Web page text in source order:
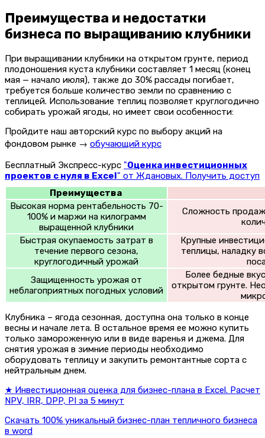
Преимущества и недостатки
бизнеса по выращиванию клубники
При выращивании клубники на открытом грунте, период
плодоношения куста клубники составляет 1 месяц (конец
мая — начало июля), также до 30% рассады погибает,
требуется больше количество земли по сравнению с
теплицей. Использование теплиц позволяет круглогодично
собирать урожай ягоды, но имеет свои особенности:
Пройдите наш авторский курс по выбору акций на
фондовом рынке → обучающий курс
Бесплатный Экспресс-курс "Оценка инвестиционных
проектов с нуля в Excel" от Ждановых. Получить доступ
Преимущества
Высокая норма рентабельность 70-
100% и маржи на килограмм
выращенной клубники
Сложность
Быстрая окупаемость затрат в
течение первого сезона,
круглогодичный урожай
Крупные
теплицы, наладку
Защищенность урожая от
неблагоприятных погодных условий
Более бедные
открытом грунте.
Клубника – ягода сезонная, доступна она только в конце
весны и начале лета. В остальное время ее можно купить
только замороженную или в виде варенья и джема. Для
снятия урожая в зимние периоды необходимо
оборудовать теплицу и закупить ремонтантные сорта с
нейтральным днем.
★ Инвестиционная оценка для бизнес-плана в Excel. Расчет
NPV, IRR, DPP, PI за 5 минут
Скачать 100% уникальный бизнес-план тепличного бизнеса
в word